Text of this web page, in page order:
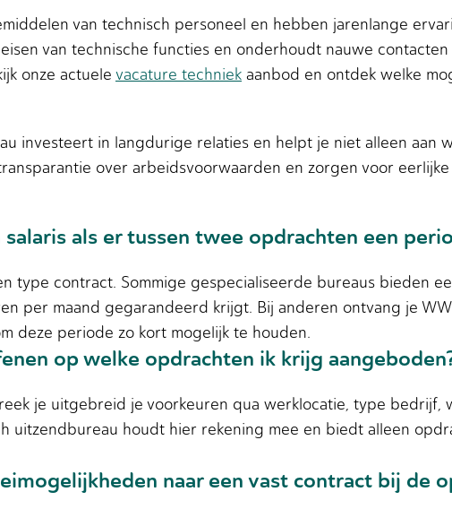
van technisch personeel en hebben jarenlange
van technische functies en onderhoudt nauwe
onze actuele vacature techniek aanbod en ontdek welke
investeert in langdurige relaties en helpt je niet alleen aan
over arbeidsvoorwaarden en zorgen voor
als er tussen twee opdrachten een
type contract. Sommige gespecialiseerde bureaus bieden
per maand gegarandeerd krijgt. Bij anderen ontvang je
deze periode zo kort mogelijk te houden.
op welke opdrachten ik krijg
je uitgebreid je voorkeuren qua werklocatie, type bedrijf,
uitzendbureau houdt hier rekening mee en biedt alleen
naar een vast contract bij de